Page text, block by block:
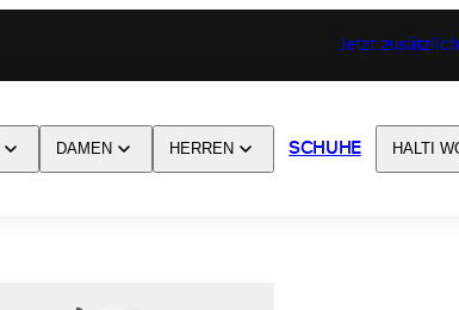
Jetzt
DAMEN HERREN SCHUHE HALTI